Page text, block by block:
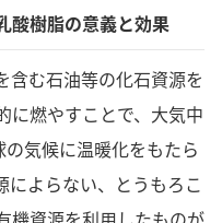
酸樹脂の意義と効果
含む石油等の化石資源を
に燃やすことで、大気中
気候に温暖化をもたら
によらない、とうもろこ